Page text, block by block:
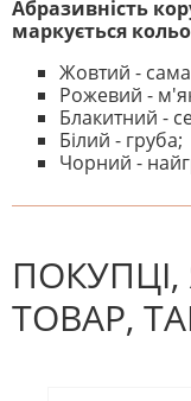
Абразивність
маркується
Жовтий -
Рожевий -
Блакитний -
Білий - груба;
Чорний -
На даний час немає
ТОВАР,